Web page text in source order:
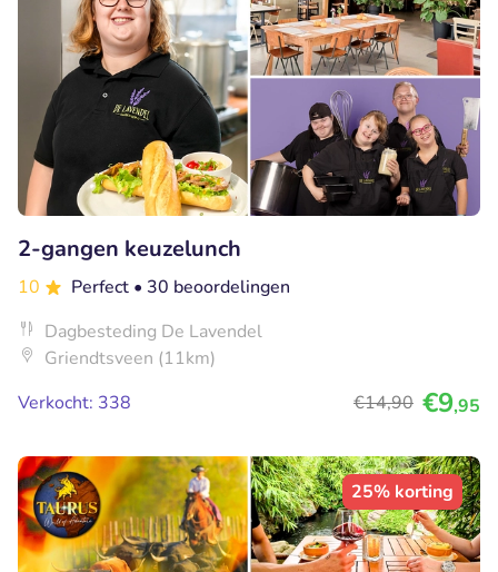
2-gangen keuzelunch
10 Perfect • 30 beoordelingen
Dagbesteding De Lavendel
Griendtsveen (11km)
Verkocht: 338
€14,90 €9,95
25% korting